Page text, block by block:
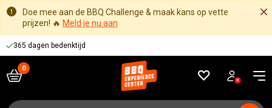
Doe mee aan de BBQ Challenge & maak kans op vette
prijzen! 🔥 Meld je nu aan
365 dagen bedenktijd
Zoeken